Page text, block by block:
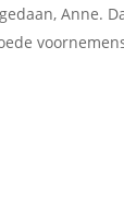
Anne.